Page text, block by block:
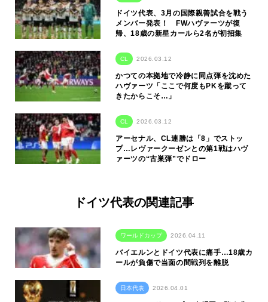
ドイツ代表、3月の国際親善試合を戦う
メンバー発表！ FWハヴァーツが復
帰、18歳の新星カールら2名が初招集
CL 2026.03.12
かつての本拠地で冷静に同点弾を沈めた
ハヴァーツ「ここで何度もPKを蹴って
きたからこそ…」
CL 2026.03.12
アーセナル、CL連勝は「8」でストッ
プ…レヴァークーゼンとの第1戦はハヴ
ァーツの“古巣弾”でドロー
ドイツ代表の関連記事
ワールドカップ 2026.04.11
バイエルンとドイツ代表に痛手…18歳カ
ールが負傷で当面の間戦列を離脱
日本代表 2026.04.01